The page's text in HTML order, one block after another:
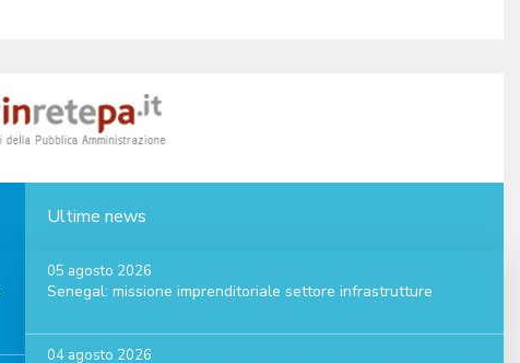
Ultime news
05 agosto 2026
Senegal: missione imprenditoriale settore infrastrutture
04 agosto 2026